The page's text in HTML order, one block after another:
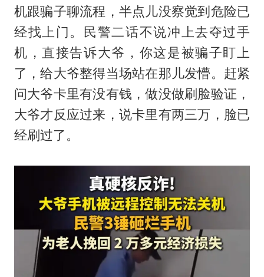
机跟骗子聊流程，半点儿没察觉到危险已
经找上门。民警二话不说冲上去夺过手
机，直接告诉大爷，你这是被骗子盯上
了，给大爷整得当场站在那儿发懵。赶紧
问大爷卡里有没有钱，做没做刷脸验证，
大爷才反应过来，说卡里有两三万，脸已
经刷过了。